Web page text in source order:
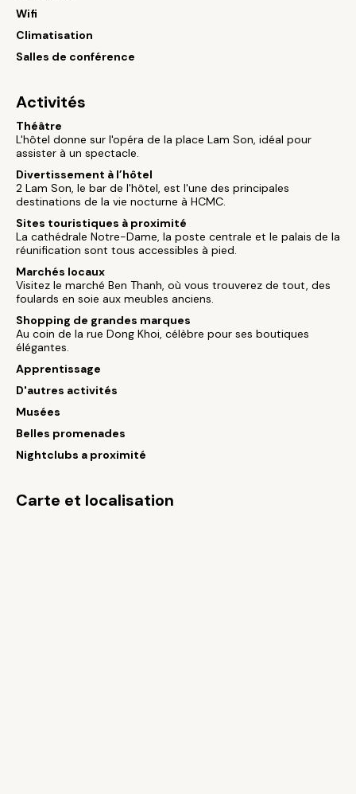
Wifi
Climatisation
Salles de conférence
Activités
Théâtre
L'hôtel donne sur l'opéra de la place Lam Son, idéal pour
assister à un spectacle.
Divertissement à l’hôtel
2 Lam Son, le bar de l'hôtel, est l'une des principales
destinations de la vie nocturne à HCMC.
Sites touristiques à proximité
La cathédrale Notre-Dame, la poste centrale et le palais de la
réunification sont tous accessibles à pied.
Marchés locaux
Visitez le marché Ben Thanh, où vous trouverez de tout, des
foulards en soie aux meubles anciens.
Shopping de grandes marques
Au coin de la rue Dong Khoi, célèbre pour ses boutiques
élégantes.
Apprentissage
D'autres activités
Musées
Belles promenades
Nightclubs a proximité
Carte et localisation